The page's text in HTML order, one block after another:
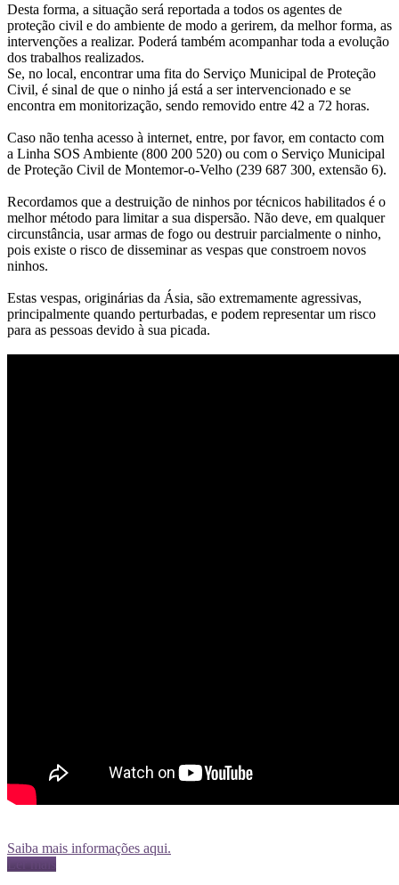
Desta forma, a situação será reportada a todos os agentes de
proteção civil e do ambiente de modo a gerirem, da melhor forma, as
intervenções a realizar. Poderá também acompanhar toda a evolução
dos trabalhos realizados.
Se, no local, encontrar uma fita do Serviço Municipal de Proteção
Civil, é sinal de que o ninho já está a ser intervencionado e se
encontra em monitorização, sendo removido entre 42 a 72 horas.
Caso não tenha acesso à internet, entre, por favor, em contacto com
a Linha SOS Ambiente (800 200 520) ou com o Serviço Municipal
de Proteção Civil de Montemor-o-Velho (239 687 300, extensão 6).
Recordamos que a destruição de ninhos por técnicos habilitados é o
melhor método para limitar a sua dispersão. Não deve, em qualquer
circunstância, usar armas de fogo ou destruir parcialmente o ninho,
pois existe o risco de disseminar as vespas que constroem novos
ninhos.
Estas vespas, originárias da Ásia, são extremamente agressivas,
principalmente quando perturbadas, e podem representar um risco
para as pessoas devido à sua picada.
Saiba mais informações aqui.
Ler mais